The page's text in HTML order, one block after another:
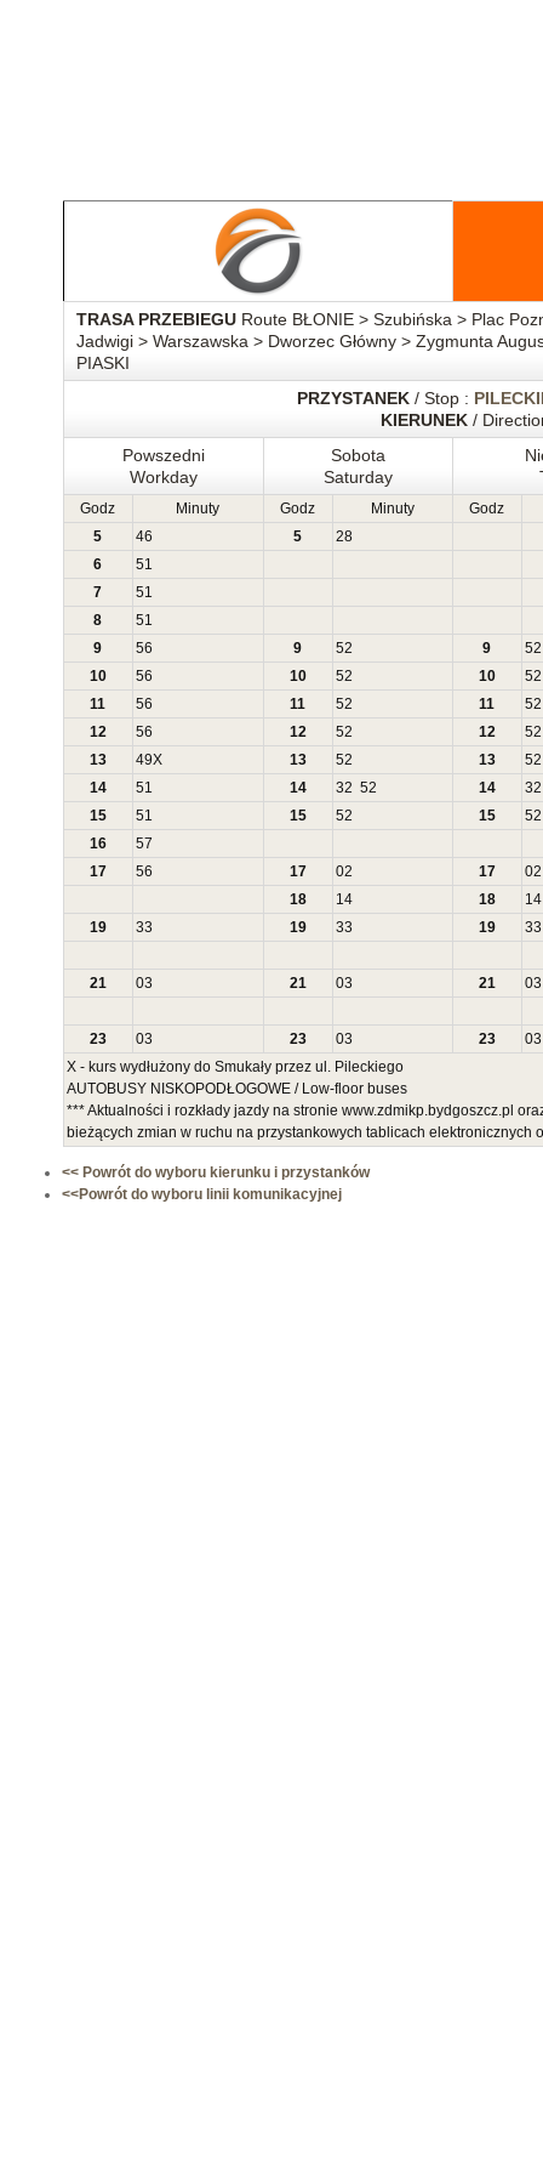
TRASA PRZEBIEGURoute BŁONIE > Szubińska > Plac
Jadwigi > Warszawska > Dworzec Główny > Zygmunta
PIASKI
PRZYSTANEK / Stop :
KIERUNEK/
Powszedni
Workday
Sobota
Saturday
Godz Minuty Godz Minuty
Godz
5
46 5
28
6
51
7
51
8
51
9
56 9 52 9
52
10
56 10 52 10
52
11
56 11 52 11
52
12
56 12 52 12
52
13
49X 13 52 13
52
14
51 14 32 52 14
32
15
51 15 52 15
52
16
57
17
56 17 02 17
02
18
14 18
14
19
33 19 33 19 33
21 03 21 03 21 03
23 03 23 03 23
03
X - kurs wydłużony do Smukały przez ul. Pileckiego
AUTOBUSY NISKOPODŁOGOWE / Low-floor buses
*** Aktualności i rozkłady jazdy na stronie www.zdmikp.bydgoszcz.pl
bieżących zmian w ruchu na przystankowych tablicach elektronicznych
<< Powrót do wyboru kierunku i przystanków
<<Powrót do wyboru linii komunikacyjnej